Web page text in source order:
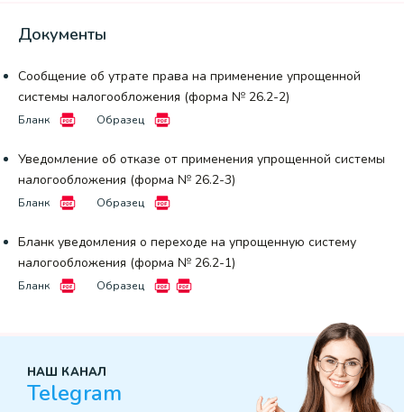
Документы
Сообщение об утрате права на применение упрощенной
системы налогообложения (форма № 26.2-2)
Бланк Образец
Уведомление об отказе от применения упрощенной системы
налогообложения (форма № 26.2-3)
Бланк Образец
Бланк уведомления о переходе на упрощенную систему
налогообложения (форма № 26.2-1)
Бланк Образец
НАШ КАНАЛ
Telegram